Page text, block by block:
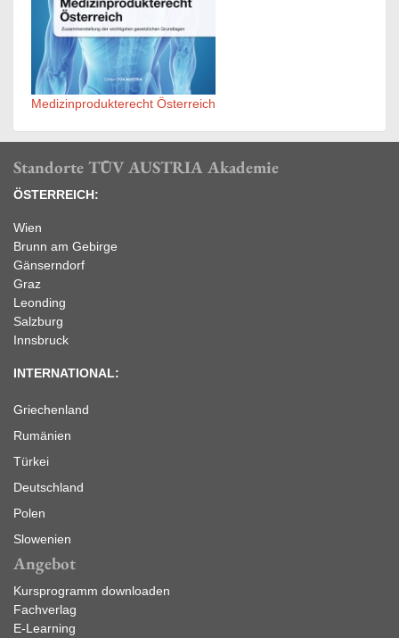
Medizinprodukterecht Österreich
Standorte TÜV AUSTRIA Akademie
ÖSTERREICH:
Wien
Brunn am Gebirge
Gänserndorf
Graz
Leonding
Salzburg
Innsbruck
INTERNATIONAL:
Griechenland
Rumänien
Türkei
Deutschland
Polen
Slowenien
Angebot
Kursprogramm downloaden
Fachverlag
E-Learning